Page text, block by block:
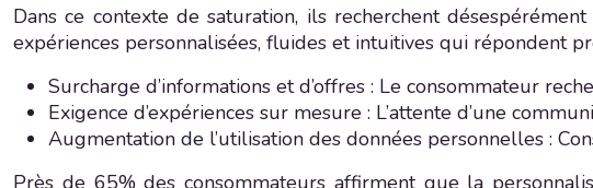
Dans ce contexte de saturation, ils recherchent
expériences personnalisées, fluides et intuitives qui répondent
Surcharge d’informations et d’offres : Le consommateur
Exigence d’expériences sur mesure : L’attente d’une
Augmentation de l’utilisation des données personnelles :